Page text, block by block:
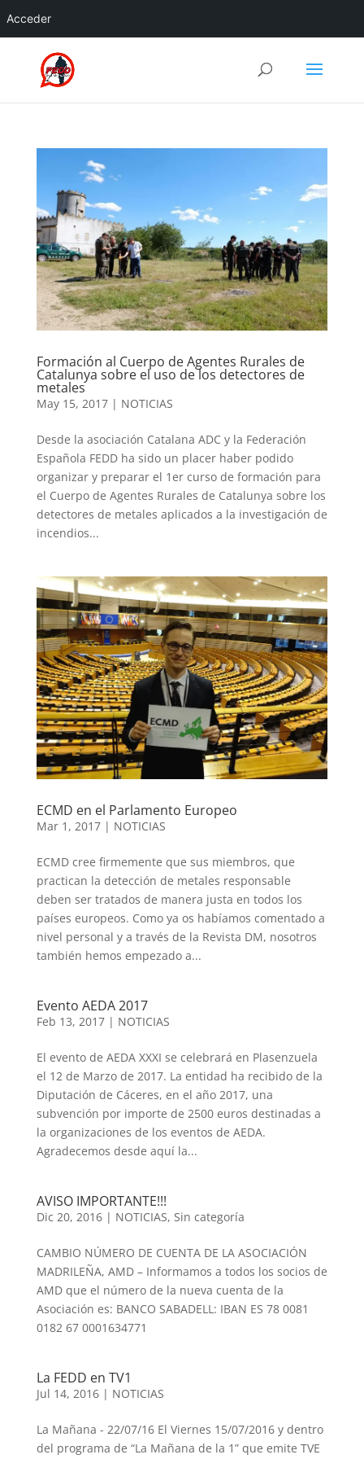
Acceder
Formación al Cuerpo de Agentes Rurales de
Catalunya sobre el uso de los detectores de
metales
May 15, 2017| NOTICIAS
Desde la asociación Catalana ADC y la Federación
Española FEDD ha sido un placer haber podido
organizar y preparar el 1er curso de formación para
el Cuerpo de Agentes Rurales de Catalunya sobre los
detectores de metales aplicados a la investigación de
incendios...
ECMD en el Parlamento Europeo
Mar 1, 2017| NOTICIAS
ECMD cree firmemente que sus miembros, que
practican la detección de metales responsable
deben ser tratados de manera justa en todos los
países europeos. Como ya os habíamos comentado a
nivel personal y a través de la Revista DM, nosotros
también hemos empezado a...
Evento AEDA 2017
Feb 13, 2017| NOTICIAS
El evento de AEDA XXXI se celebrará en Plasenzuela
el 12 de Marzo de 2017. La entidad ha recibido de la
Diputación de Cáceres, en el año 2017, una
subvención por importe de 2500 euros destinadas a
la organizaciones de los eventos de AEDA.
Agradecemos desde aquí la...
AVISO IMPORTANTE!!!
Dic 20, 2016| NOTICIAS, Sin categoría
CAMBIO NÚMERO DE CUENTA DE LA ASOCIACIÓN
MADRILEÑA, AMD – Informamos a todos los socios de
AMD que el número de la nueva cuenta de la
Asociación es: BANCO SABADELL: IBAN ES 78 0081
0182 67 0001634771
La FEDD en TV1
Jul 14, 2016| NOTICIAS
La Mañana - 22/07/16 El Viernes 15/07/2016 y dentro
del programa de “La Mañana de la 1” que emite TVE